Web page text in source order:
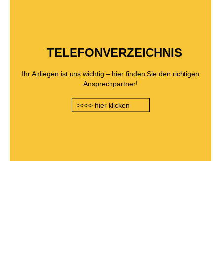
TELEFONVERZEICHNIS
Ihr Anliegen ist uns wichtig – hier finden Sie den richtigen
Ansprechpartner!
>>>> hier klicken